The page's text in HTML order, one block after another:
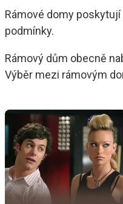
Rámové domy
podmínky.
Rámový dům obecně
Výběr mezi rámovým